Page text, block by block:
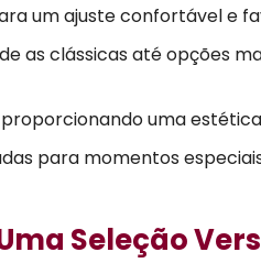
um ajuste confortável e
as clássicas até opções
uma
para momentos
Seleção